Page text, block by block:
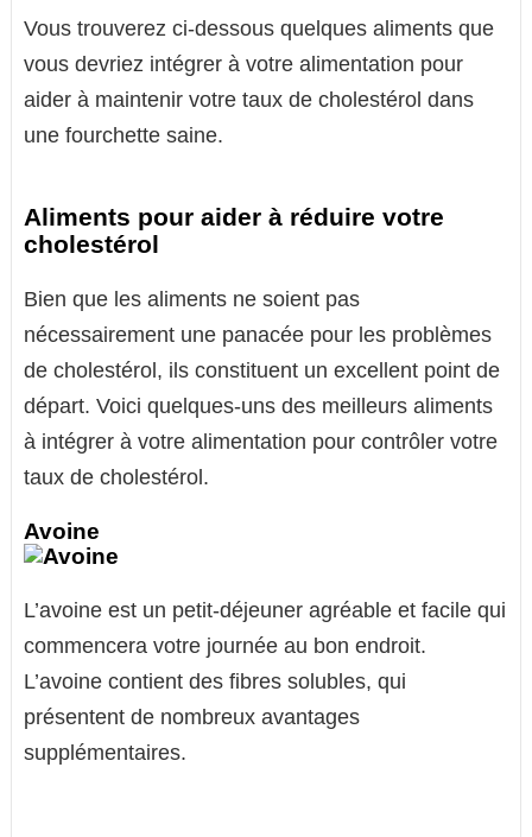
Vous trouverez ci-dessous quelques aliments que
vous devriez intégrer à votre alimentation pour
aider à maintenir votre taux de cholestérol dans
une fourchette saine.
Aliments pour aider à réduire votre
cholestérol
Bien que les aliments ne soient pas
nécessairement une panacée pour les problèmes
de cholestérol, ils constituent un excellent point de
départ. Voici quelques-uns des meilleurs aliments
à intégrer à votre alimentation pour contrôler votre
taux de cholestérol.
Avoine
L’avoine est un petit-déjeuner agréable et facile qui
commencera votre journée au bon endroit.
L’avoine contient des fibres solubles, qui
présentent de nombreux avantages
supplémentaires.